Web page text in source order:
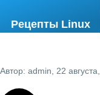
Рецепты Linux
Автор: admin , 22